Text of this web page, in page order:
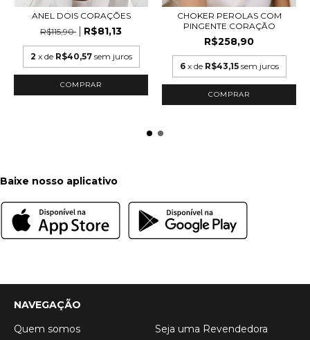
ANEL DOIS CORAÇÕES
R$115,90
R$81,13
2 x de R$40,57 sem juros
COMPRAR
CHOKER PEROLAS COM
PINGENTE CORAÇÃO
R$258,90
6 x de R$43,15 sem juros
Baixe nosso aplicativo
NAVEGAÇÃO
Quem somos
Seja uma Revendedora